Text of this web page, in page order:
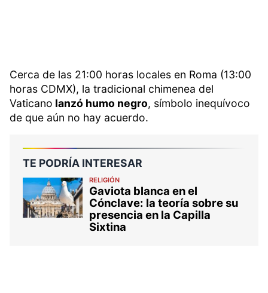
Cerca de las 21:00 horas locales en Roma (13:00
horas CDMX), la tradicional chimenea del
Vaticano lanzó humo negro, símbolo inequívoco
de que aún no hay acuerdo.
TE PODRÍA INTERESAR
RELIGIÓN
Gaviota blanca en el
Cónclave: la teoría sobre su
presencia en la Capilla
Sixtina